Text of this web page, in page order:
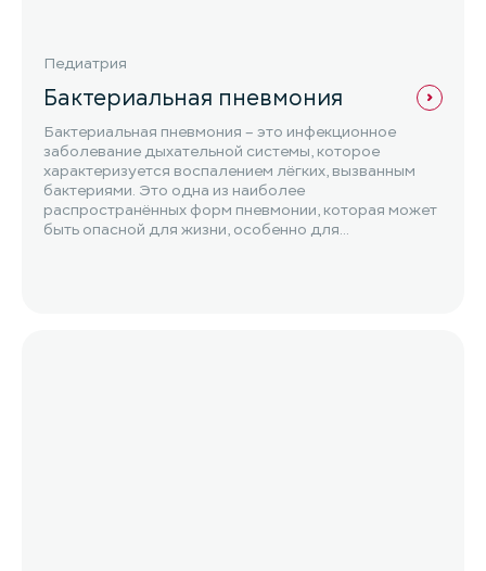
Педиатрия
Бактериальная пневмония
Бактериальная пневмония – это инфекционное
заболевание дыхательной системы, которое
характеризуется воспалением лёгких, вызванным
бактериями. Это одна из наиболее
распространённых форм пневмонии, которая может
быть опасной для жизни, особенно для...